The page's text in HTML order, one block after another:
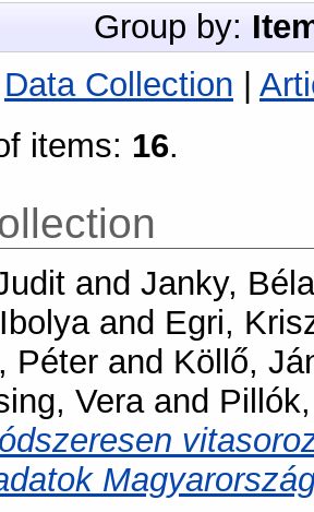
Group by:
Data Collection
items: 16.
and Janky, Béla
and Egri,
Péter and Köllő,
Veraand